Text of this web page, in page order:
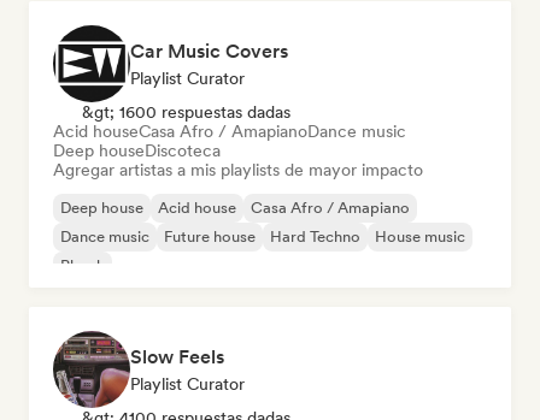
Car Music Covers
Playlist Curator
&gt; 1600 respuestas dadas
Acid houseCasa Afro / AmapianoDance music
Deep houseDiscoteca
Agregar artistas a mis playlists de mayor impacto
Deep house Acid house
Casa Afro / Amapiano
Dance music
Future house Hard Techno
House music
Phonk
Slow Feels
Playlist Curator